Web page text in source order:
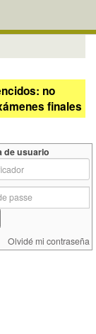
no
finales
de usuario
Olvidé mi contraseña